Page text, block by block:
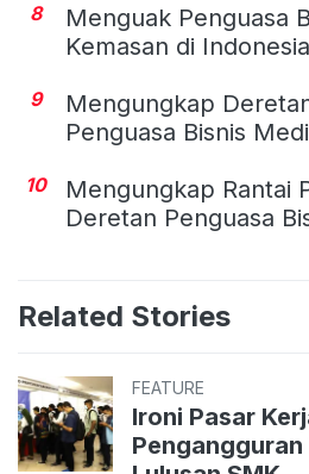
8
Menguak Penguasa
Kemasan di Indonesia
9
Mengungkap
Penguasa Bisnis
10
Mengungkap Rantai
Deretan Penguasa
Related Stories
FEATURE
Ironi Pasar